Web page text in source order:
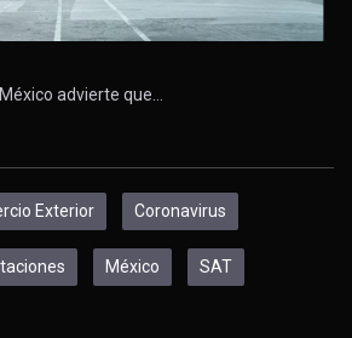
advierte que…
Exterior Coronavirus
México SAT